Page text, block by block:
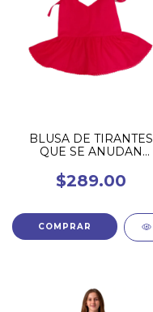
BLUSA DE TIRANTES
QUE SE ANUDAN
$289.00
COMPRAR